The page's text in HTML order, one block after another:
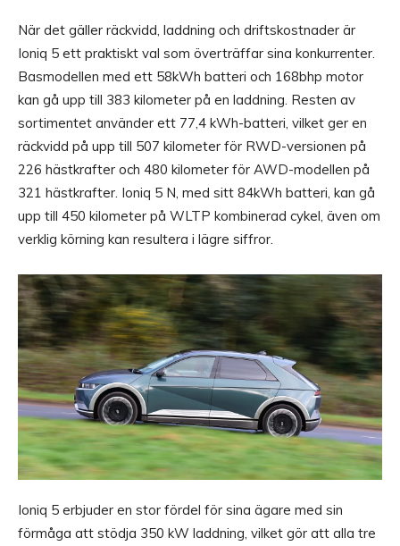
När det gäller räckvidd, laddning och driftskostnader är
Ioniq 5 ett praktiskt val som överträffar sina konkurrenter.
Basmodellen med ett 58kWh batteri och 168bhp motor
kan gå upp till 383 kilometer på en laddning. Resten av
sortimentet använder ett 77,4 kWh-batteri, vilket ger en
räckvidd på upp till 507 kilometer för RWD-versionen på
226 hästkrafter och 480 kilometer för AWD-modellen på
321 hästkrafter. Ioniq 5 N, med sitt 84kWh batteri, kan gå
upp till 450 kilometer på WLTP kombinerad cykel, även om
verklig körning kan resultera i lägre siffror.
Ioniq 5 erbjuder en stor fördel för sina ägare med sin
förmåga att stödja 350 kW laddning, vilket gör att alla tre